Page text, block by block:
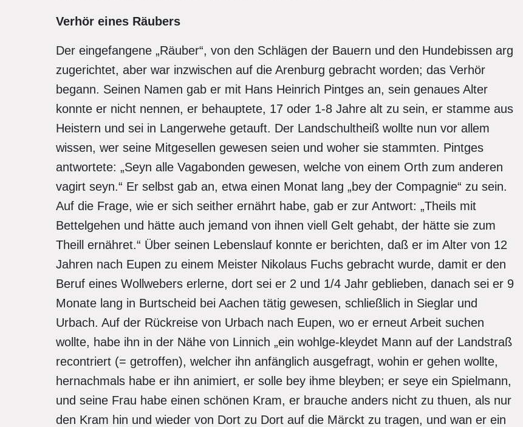
Verhör eines Räubers
Der eingefangene „Räuber“, von den Schlägen der Bauern und den Hundebissen arg
zugerichtet, aber war inzwischen auf die Arenburg gebracht worden; das Verhör
begann. Seinen Namen gab er mit Hans Heinrich Pintges an, sein genaues Alter
konnte er nicht nennen, er behauptete, 17 oder 1-8 Jahre alt zu sein, er stamme aus
Heistern und sei in Langerwehe getauft. Der Landschultheiß wollte nun vor allem
wissen, wer seine Mitgesellen gewesen seien und woher sie stammten. Pintges
antwortete: „Seyn alle Vagabonden gewesen, welche von einem Orth zum anderen
vagirt seyn.“ Er selbst gab an, etwa einen Monat lang „bey der Compagnie“ zu sein.
Auf die Frage, wie er sich seither ernährt habe, gab er zur Antwort: „Theils mit
Bettelgehen und hätte auch jemand von ihnen viell Gelt gehabt, der hätte sie zum
Theill ernähret.“ Über seinen Lebenslauf konnte er berichten, daß er im Alter von 12
Jahren nach Eupen zu einem Meister Nikolaus Fuchs gebracht wurde, damit er den
Beruf eines Wollwebers erlerne, dort sei er 2 und 1/4 Jahr geblieben, danach sei er 9
Monate lang in Burtscheid bei Aachen tätig gewesen, schließlich in Sieglar und
Urbach. Auf der Rückreise von Urbach nach Eupen, wo er erneut Arbeit suchen
wollte, habe ihn in der Nähe von Linnich „ein wohlge-kleydet Mann auf der Landstraß
recontriert (= getroffen), welcher ihn anfänglich ausgefragt, wohin er gehen wollte,
hernachmals habe er ihn animiert, er solle bey ihme bleyben; er seye ein Spielmann,
und seine Frau habe einen schönen Kram, er brauche anders nicht zu thuen, als nur
den Kram hin und wieder von Dort zu Dort auf die Märckt zu tragen, und wan er ein